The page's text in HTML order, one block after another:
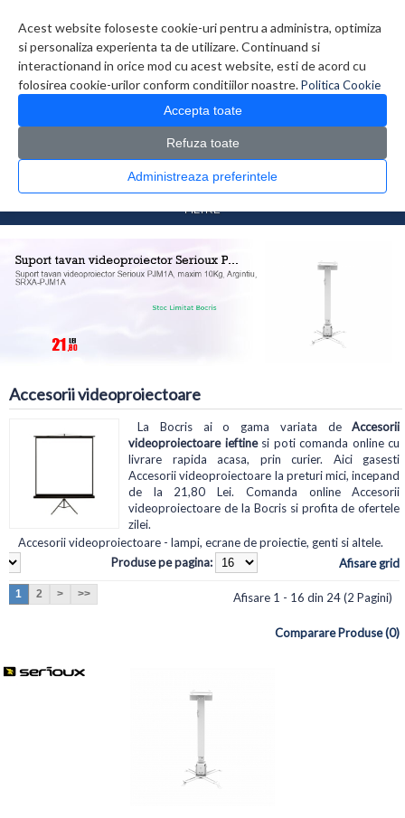
Acest website foloseste cookie-uri pentru a administra, optimiza
si personaliza experienta ta de utilizare. Continuand si
interactionand in orice mod cu acest website, esti de acord cu
folosirea cookie-urilor conform conditiilor noastre.Politica Cookie
Accepta toate
Refuza toate
Administreaza preferintele
0 produs(e)
CATALOG PRODUSE
Multimedia > Accesorii videoproiectoare
FILTRE
Accesorii videoproiectoare
La Bocris ai o gama variata deAccesorii
videoproiectoare ieftinesi poti comanda online cu
livrare rapida acasa, prin curier. Aici gasesti
Accesorii videoproiectoare la preturi mici, incepand
de la 21,80 Lei. Comanda online Accesorii
videoproiectoare de la Bocris si profita de ofertele
zilei.
Accesorii videoproiectoare - lampi, ecrane de proiectie, genti si altele.
Produse pe pagina:
Afisare grid
1 2 > >> Afisare 1 - 16 din 24 (2 Pagini)
Comparare Produse (0)